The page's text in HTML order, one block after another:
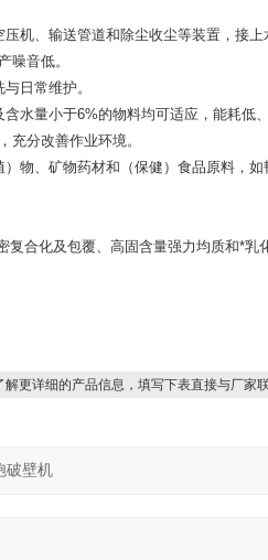
机、输送管道和除尘收尘等装置，接
噪音低。
日常维护。
水量小于6%的物料均可适应，能耗低
充分改善作业环境。
物、矿物药材和（保健）食品原料，
合化及包覆、高固含量强力均质和*乳
解更详细的产品信息，填写下表直接与厂家联